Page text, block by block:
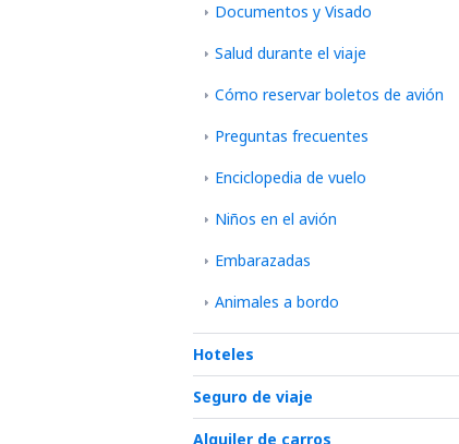
Documentos y Visado
Salud durante el viaje
Cómo reservar boletos de avión
Preguntas frecuentes
Enciclopedia de vuelo
Niños en el avión
Embarazadas
Animales a bordo
Hoteles
Seguro de viaje
Alquiler de carros